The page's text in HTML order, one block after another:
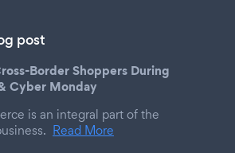
post
Border Shoppers During
Cyber Monday
is an integral part of the
Read More